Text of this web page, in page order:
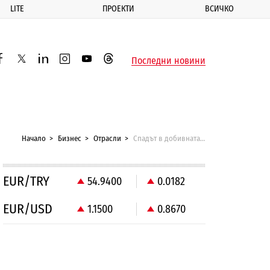
LITE ПРОЕКТИ ВСИЧКО
twitterlinkedininstagram
youtubethreadsПоследни новини
Начало Бизнес Отрасли Спадът в добивната индустрия потопи промишлеността през април
EUR/TRY 54.9400 0.0182
EUR/USD 1.1500 0.8670